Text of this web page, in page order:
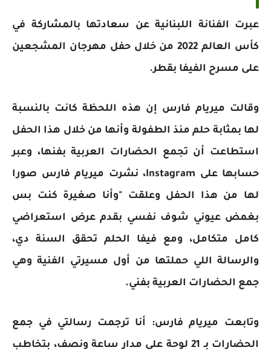
عبرت الفنانة اللبنانية عن سعادتها بالمشاركة في
كأس العالم 2022 من خلال حفل مهرجان المشجعين
على مسرح الفيفا بقطر.
وقالت ميريام فارس إن هذه اللحظة كانت بالنسبة
لها بمثابة حلم منذ الطفولة وأنها من خلال هذا الحفل
استطاعت أن تجمع الحضارات العربية بفنها، وعبر
حسابها على Instagram، نشرت ميريام فارس صورا
لها من هذا الحفل وعلقت "وأنا صغيرة كنت بس
بغمض عيوني شوف نفسي بقدم عرض استعراضي
كامل متكامل، ومع فيفا الحلم تحقق السنة دي،
والرسالة اللي حملتها من أول مسيرتي الفنية وهي
جمع الحضارات العربية بفني.
وتابعت ميريام فارس: أنا ترجمت رسالتي في جمع
الحضارات بـ 21 لوحة على مدار ساعة ونصف، بتخاطب